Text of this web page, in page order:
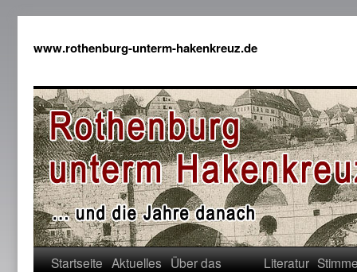
www.rothenburg-unterm-hakenkreuz.de
Startseite Aktuelles Über das
Literatur